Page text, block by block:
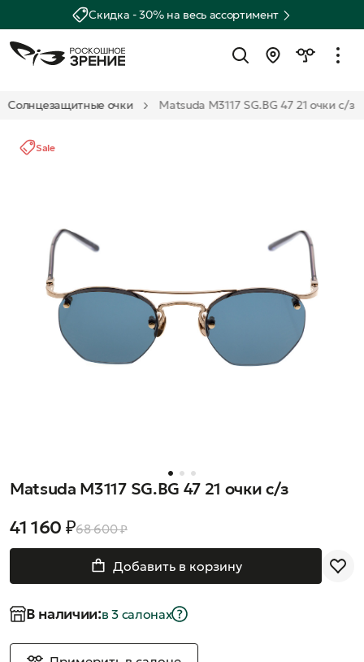
Скидка - 30% на весь ассортимент
Солнцезащитные очки Matsuda M3117 SG.BG 47 21 очки с/з
Sale
Matsuda M3117 SG.BG 47 21 очки с/з
41 160 ₽68 600 ₽
Добавить в корзину
В наличии:в 3 салонах